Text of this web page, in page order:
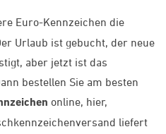
Euro-Kennzeichen die
Urlaub ist gebucht, der neue
aber jetzt ist das
bestellen Sie am besten
online, hier,
liefert